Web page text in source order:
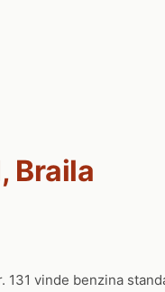
Braila
131 vinde benzina